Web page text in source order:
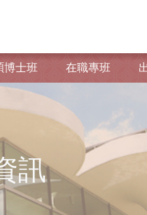
博士班 在職專班
訊